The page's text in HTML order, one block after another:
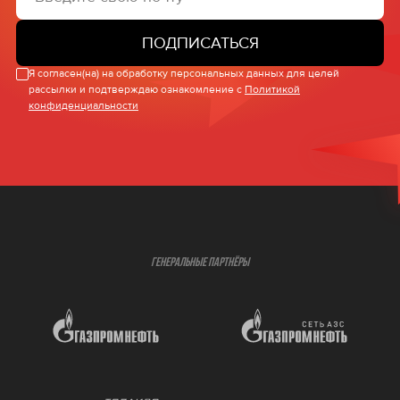
ПОДПИСАТЬСЯ
Я согласен(на) на обработку персональных данных для целей
рассылки и подтверждаю ознакомление с Политикой
конфиденциальности
ГЕНЕРАЛЬНЫЕ ПАРТНЁРЫ